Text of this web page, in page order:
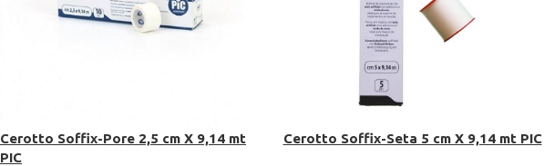
Cerotto Soffix-Pore 2,5 cm X 9,14 mt
PIC
Cerotto Soffix-Seta 5 cm X 9,14 mt PIC